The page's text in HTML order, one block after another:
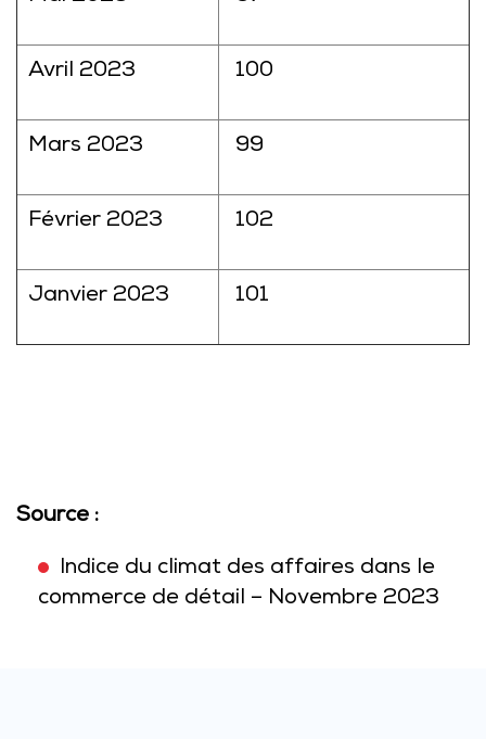
Avril 2023 100
Mars 2023 99
Février 2023 102
Janvier 2023 101
Source :
Indice du climat des affaires dans le
commerce de détail – Novembre 2023